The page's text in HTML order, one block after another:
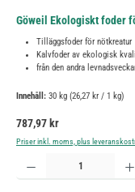
Göweil Ekologiskt foder
Tilläggsfoder för nötkreatur
Kalvfoder av ekologisk
från den andra
Innehåll: 30 kg (26,27 kr / 1 kg)
Ordinarie pris:
787,97 kr
Priser inkl. moms, plus
Produktkvantitet: Ange önskat